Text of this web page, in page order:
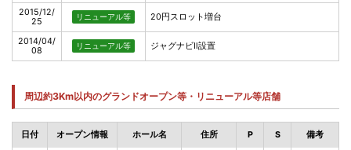
2015/12/
25
リニューアル等 20円スロット増台
2014/04/
08
リニューアル等 ジャグナビⅡ設置
周辺約3Km以内のグランドオープン等・リニューアル等店舗
日付 オープン情報 ホール名 住所 P S 備考